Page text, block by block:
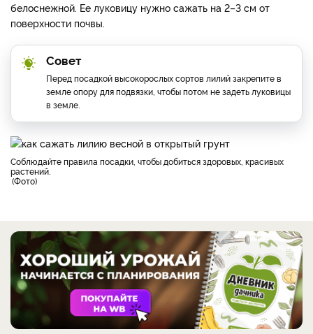
белоснежной. Ее луковицу нужно сажать на 2–3 см от
поверхности почвы.
Совет
Перед посадкой высокорослых сортов лилий закрепите в
земле опору для подвязки, чтобы потом не задеть луковицы
в земле.
Соблюдайте правила посадки, чтобы добиться здоровых, красивых
растений.
Фото